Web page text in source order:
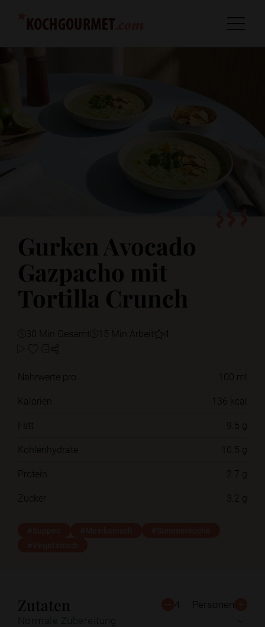
Gurken Avocado
Gazpacho mit
Tortilla Crunch
30 Min Gesamt 15 Min Arbeit 4
Nährwerte pro
100 ml
Kalorien
136 kcal
Fett
9.5 g
Kohlenhydrate
10.5 g
Protein
2.7 g
Zucker
3.2 g
Zutaten 4
Personen